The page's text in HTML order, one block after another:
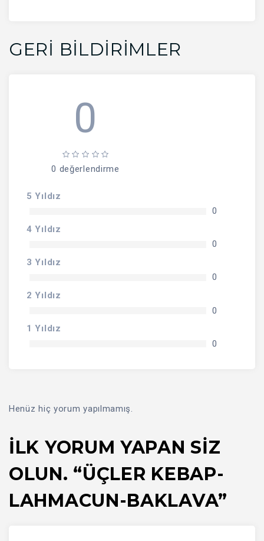
GERI BILDIRIMLER
0
0 değerlendirme
5 Yıldız
0
4 Yıldız
0
3 Yıldız
0
2 Yıldız
0
1 Yıldız
0
Henüz hiç yorum yapılmamış.
İLK YORUM YAPAN SIZ
OLUN. “ÜÇLER KEBAP-
LAHMACUN-BAKLAVA”